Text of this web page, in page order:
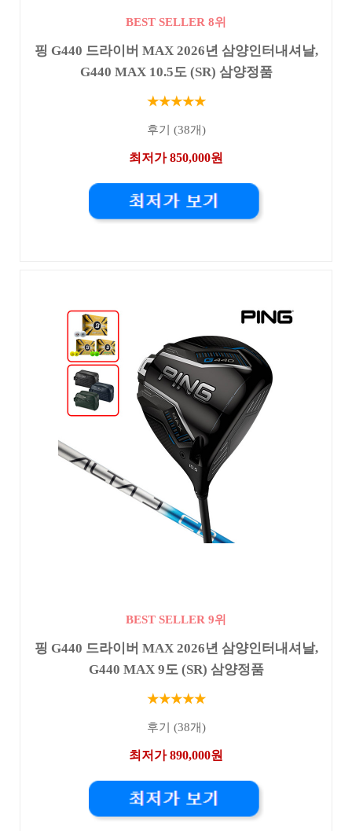
BEST SELLER 8위
핑 G440 드라이버 MAX 2026년 삼양인터내셔날,
G440 MAX 10.5도 (SR) 삼양정품
★★★★★
후기 (38개)
최저가 850,000원
BEST SELLER 9위
핑 G440 드라이버 MAX 2026년 삼양인터내셔날,
G440 MAX 9도 (SR) 삼양정품
★★★★★
후기 (38개)
최저가 890,000원